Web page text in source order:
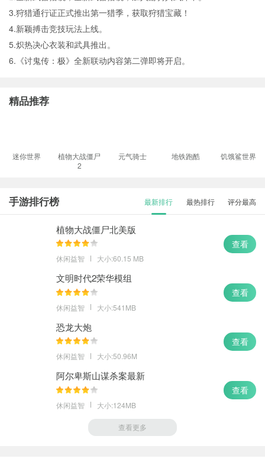
3.狩猎通行证正式推出第一猎季，获取狩猎宝藏！
4.新颖搏击竞技玩法上线。
5.炽热决心衣装和武具推出。
6.《讨鬼传：极》全新联动内容第二弹即将开启。
精品推荐
迷你世界
植物大战僵尸
2
元气骑士 地铁跑酷 饥饿鲨世界
手游排行榜 最新排行 最热排行 评分最高
植物大战僵尸北美版
休闲益智 大小:60.15 MB
查看
文明时代2荣华模组
休闲益智 大小:541MB
查看
恐龙大炮
休闲益智 大小:50.96M
查看
阿尔卑斯山谋杀案最新
休闲益智 大小:124MB
查看
查看更多